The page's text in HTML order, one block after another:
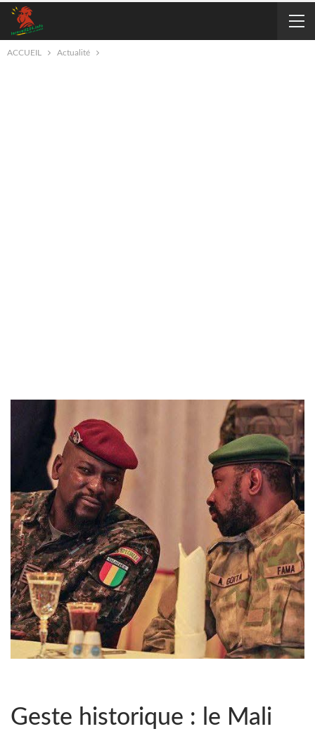
ACCUEIL Actualité
Geste historique : le Mali